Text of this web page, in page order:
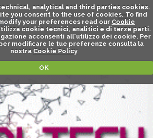
analytical and third parties cookies.
you consent to the use of cookies. To find
your preferences read our Cookie
cookie tecnici, analitici e di terze parti.
acconsenti all'utilizzo dei cookie. Per
modificare le tue preferenze consulta la
nostra Cookie Policy
OK